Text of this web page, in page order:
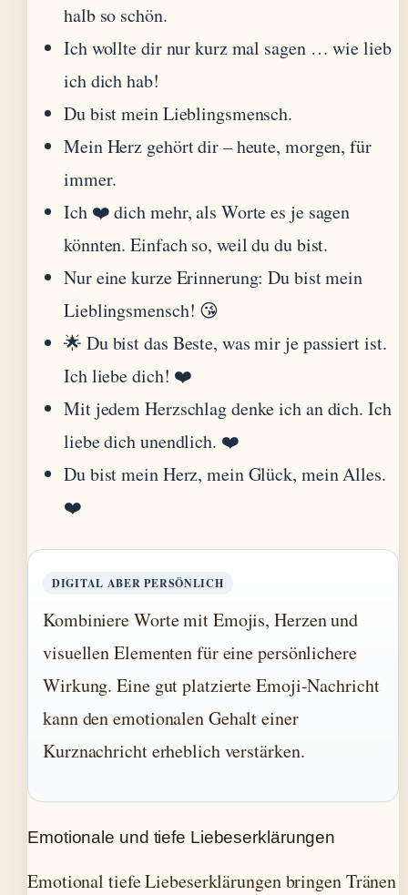
halb so schön.
Ich wollte dir nur kurz mal sagen … wie lieb
ich dich hab!
Du bist mein Lieblingsmensch.
Mein Herz gehört dir – heute, morgen, für
immer.
Ich ❤️ dich mehr, als Worte es je sagen
könnten. Einfach so, weil du du bist.
Nur eine kurze Erinnerung: Du bist mein
Lieblingsmensch! 😘
🌟 Du bist das Beste, was mir je passiert ist.
Ich liebe dich! ❤️
Mit jedem Herzschlag denke ich an dich. Ich
liebe dich unendlich. ❤️
Du bist mein Herz, mein Glück, mein Alles.
❤️
DIGITAL ABER PERSÖNLICH
Kombiniere Worte mit Emojis, Herzen und
visuellen Elementen für eine persönlichere
Wirkung. Eine gut platzierte Emoji-Nachricht
kann den emotionalen Gehalt einer
Kurznachricht erheblich verstärken.
Emotionale und tiefe Liebeserklärungen
Emotional tiefe Liebeserklärungen bringen Tränen